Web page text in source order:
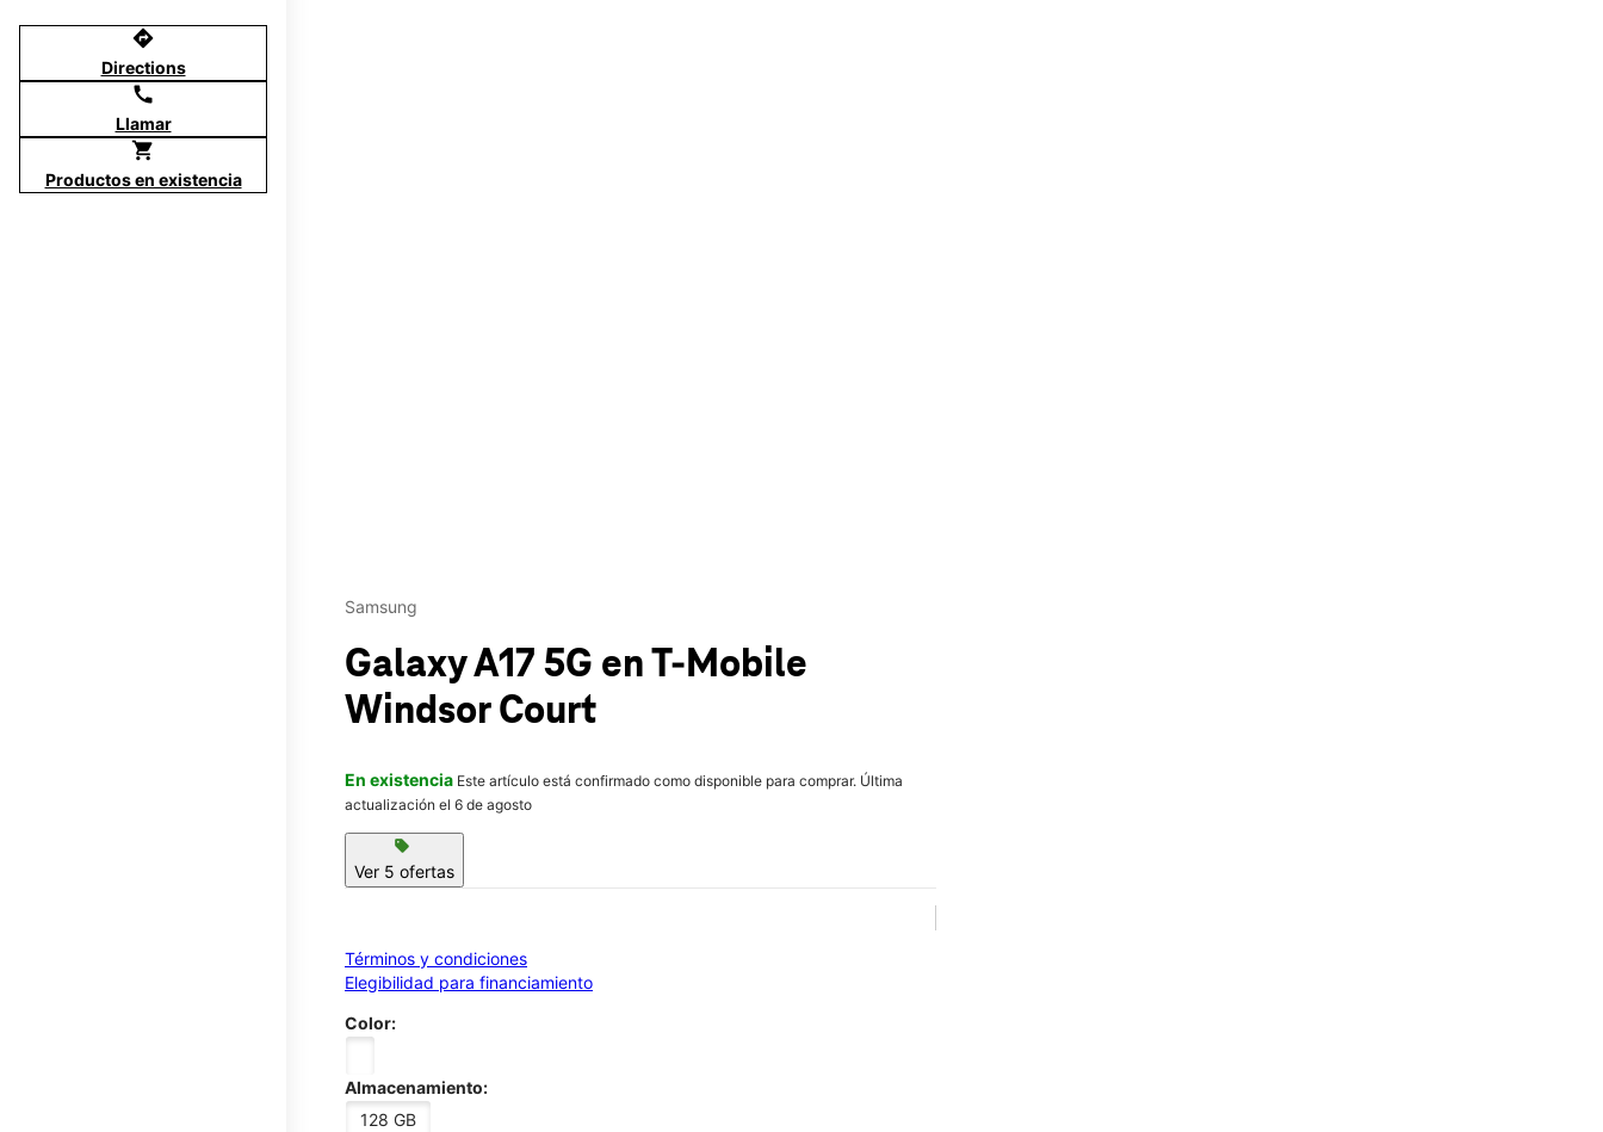
directions
Directions
call
Llamar
shopping_cart
Productos en existencia
Samsung
Galaxy A17 5G en T-Mobile
Windsor Court
En existencia Este artículo está confirmado como disponible para comprar. Última
actualización el 6 de agosto
sell
Ver 5 ofertas
Términos y condiciones
Elegibilidad para financiamiento
Color:
Almacenamiento:
128 GB